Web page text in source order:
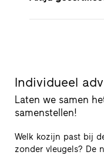
Individueel
Laten we samen
samenstellen!
Welk kozijn past bij
zonder vleugels? De